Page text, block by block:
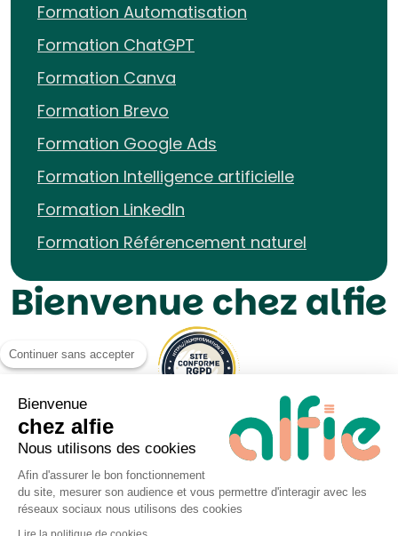
Formation Automatisation
Formation ChatGPT
Formation Canva
Formation Brevo
Formation Google Ads
Formation Intelligence artificielle
Formation LinkedIn
Formation Référencement naturel
Bienvenue chez alfie
Mentions légales UP&KO
Continuer sans accepter
Bienvenue
chez alfie
Nous utilisons des cookies
Afin d'assurer le bon fonctionnement
du site, mesurer son audience et vous permettre d'interagir avec les
réseaux sociaux nous utilisons des cookies